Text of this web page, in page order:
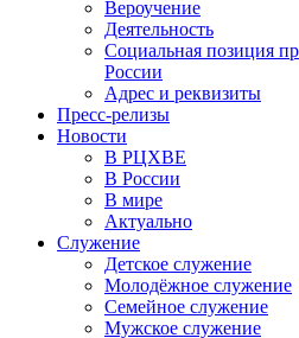
Вероучение
Деятельность
Социальная позиция
России
Адрес и реквизиты
Пресс-релизы
Новости
В РЦХВЕ
В России
В мире
Актуально
Служение
Детское служение
Молодёжное служение
Семейное служение
Мужское служение